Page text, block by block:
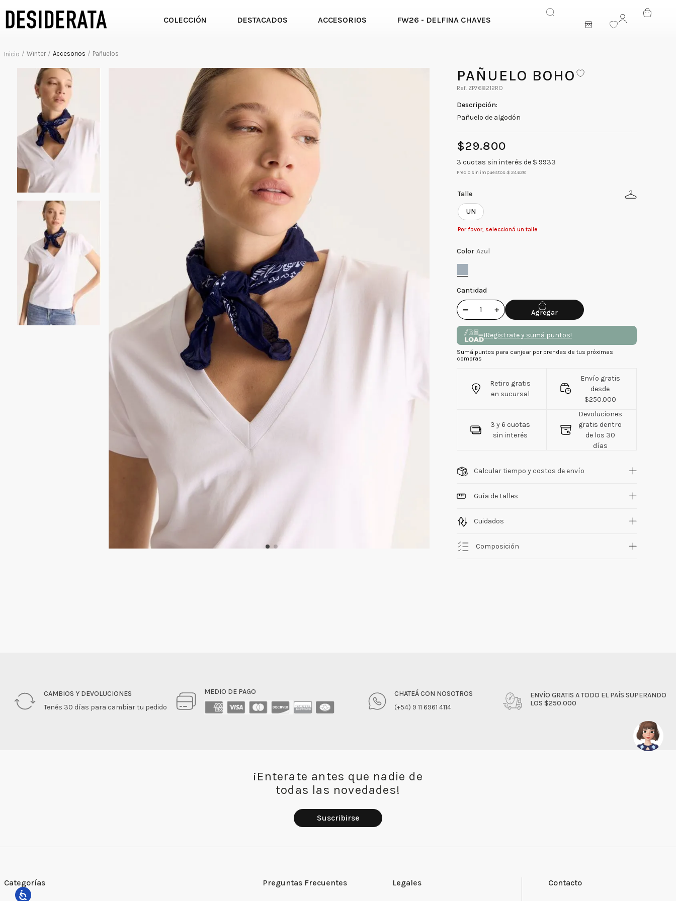
COLECCIÓN DESTACADOS ACCESORIOS FW26 - DELFINA CHAVES ENTRAR
Winter Accesorios Pañuelos
PAÑUELO BOHO
ZP768212RO
Pañuelo de algodón
$29.800
3 cuotas sin interés de $ 9933
Precio sin impuestos:$ 24.628
Talle
UN
Por favor, seleccioná un talle
Color Azul
Cantidad
＋
－
¡Registrate y sumá puntos!
Sumá puntos para canjear por prendas de tus próximas
compras
Retiro gratis
en sucursal
Envío gratis
desde
$250.000
3 y 6 cuotas
sin interés
Devoluciones
gratis dentro
de los 30
días
Calcular tiempo y costos de envío
Guía de talles
Cuidados
Composición
CAMBIOS Y DEVOLUCIONES
Tenés 30 días para cambiar tu pedido
MEDIO DE PAGO
CHATEÁ CON NOSOTROS
(+54) 9 11 6961 4114
ENVÍO GRATIS A TODO EL PAÍS SUPERANDO
LOS $250.000
¡Enterate antes que nadie de
todas las novedades!
Suscribirse
Categorías Preguntas Frecuentes Legales Contacto